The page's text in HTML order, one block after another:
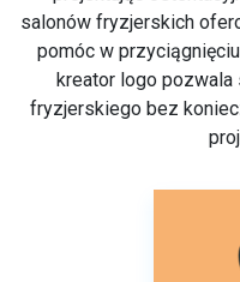
salonów fryzjerskich
pomóc w
kreator logo pozwala
fryzjerskiego bez